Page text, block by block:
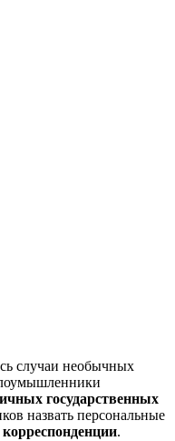
случаи необычных
государственных
назвать персональные
.